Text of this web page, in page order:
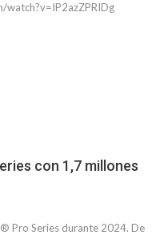
con 1,7 millones
Pro Series durante 2024. De